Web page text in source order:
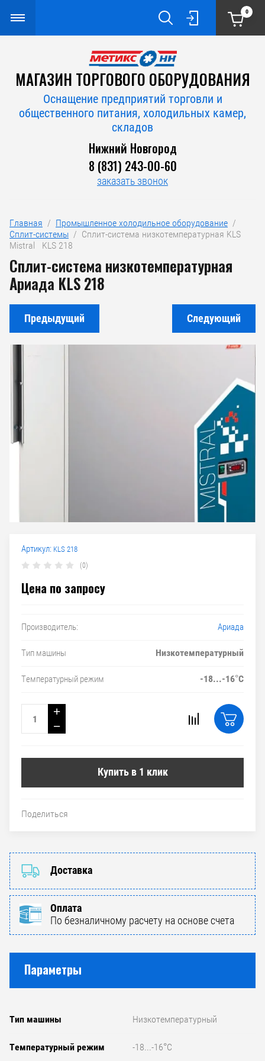
0
МАГАЗИН ТОРГОВОГО ОБОРУДОВАНИЯ
Оснащение предприятий торговли и
общественного питания, холодильных камер,
складов
Нижний Новгород
8 (831) 243-00-60
заказать звонок
Главная
  /
Промышленное холодильное оборудование
Сплит-системы
  /  Сплит-система низкотемпературная KLS
Mistral   KLS 218
Сплит-система низкотемпературная
Ариада KLS 218
Предыдущий Следующий
Артикул: KLS 218
(0)
Цена по запросу
Производитель: Ариада
Тип машины Низкотемпературный
Температурный режим -18...-16°C
+
−
Купить в 1 клик
Поделиться
Доставка
Оплата
По безналичному расчету на основе счета
Параметры
Тип машины Низкотемпературный
Температурный режим -18...-16°C